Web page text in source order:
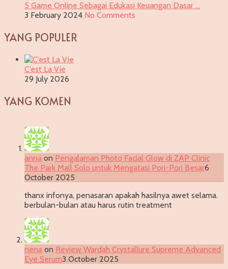
5 Game Online Sebagai Edukasi Keuangan Dasar …
3 February 2024 No Comments
YANG POPULER
C’est La Vie
29 July 2026
YANG KOMEN
anna on Pengalaman Photo Facial Glow di ZAP Clinic
The Park Mall Solo untuk Mengatasi Pori-Pori Besar6
October 2025
thanx infonya, penasaran apakah hasilnya awet selama.
berbulan-bulan atau harus rutin treatment
nena on Review Wardah Crystallure Supreme Advanced
Eye Serum3 October 2025